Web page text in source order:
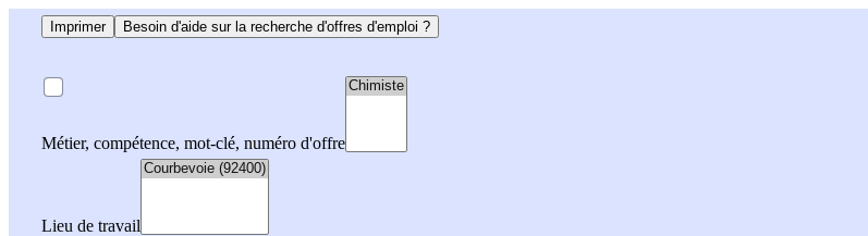
Imprimer Besoin d'aide sur la recherche d'offres d'emploi ?
Métier, compétence, mot-clé, numéro d'offre
Lieu de travail